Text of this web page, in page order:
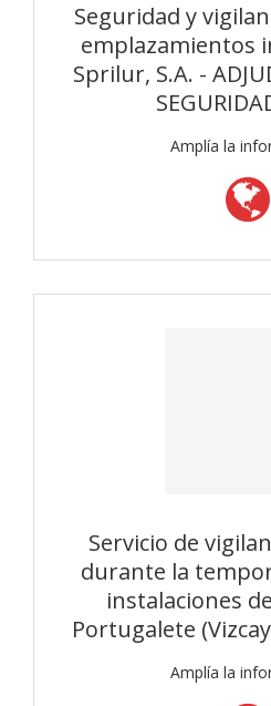
Seguridad y
emplazamientos
Sprilur, S.A. -
Amplía la
Servicio de
durante la
instalaciones
Portugalete
Amplía la